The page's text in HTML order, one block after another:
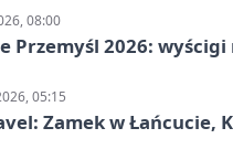
08:00
Przemyśl 2026:
05:15
Zamek w Łańcucie,